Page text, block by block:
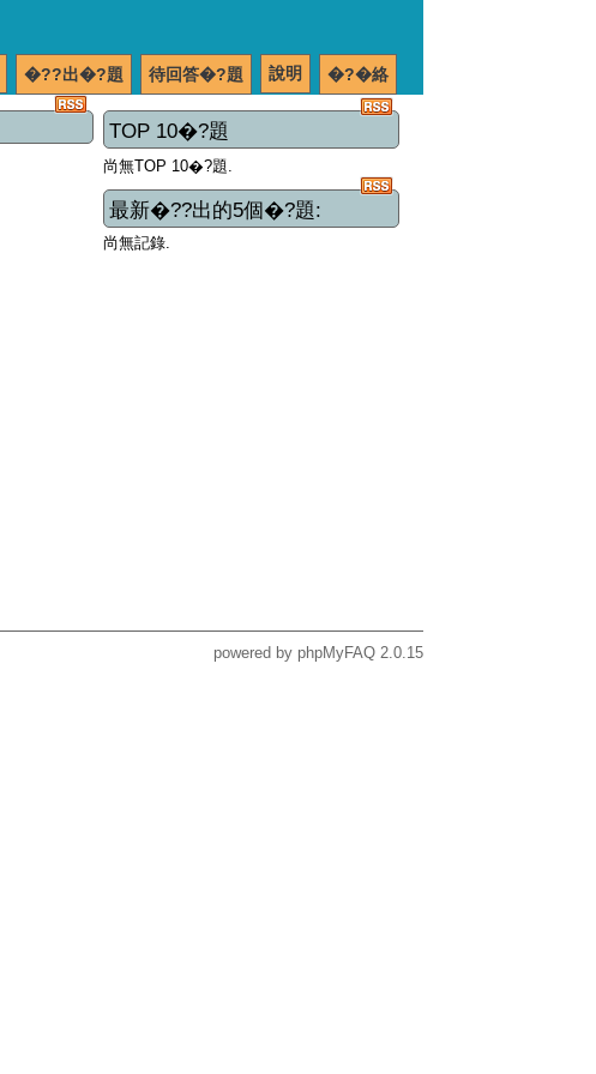
�?�絡
說明
待回答�?題
�??出�?題
TOP 10�?題
尚無TOP 10�?題.
最新�??出的5個�?題:
尚無記錄.
powered by phpMyFAQ 2.0.15